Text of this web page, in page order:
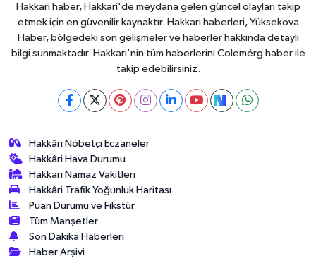
Hakkari haber, Hakkari'de meydana gelen güncel olayları takip
etmek için en güvenilir kaynaktır. Hakkari haberleri, Yüksekova
Haber, bölgedeki son gelişmeler ve haberler hakkında detaylı
bilgi sunmaktadır. Hakkari'nin tüm haberlerini Colemérg haber ile
takip edebilirsiniz.
Hakkâri Nöbetçi Eczaneler
Hakkâri Hava Durumu
Hakkari Namaz Vakitleri
Hakkâri Trafik Yoğunluk Haritası
Puan Durumu ve Fikstür
Tüm Manşetler
Son Dakika Haberleri
Haber Arşivi